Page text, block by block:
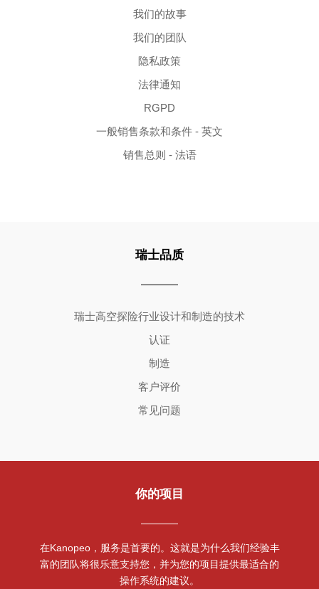
我们的故事
我们的团队
隐私政策
法律通知
RGPD
一般销售条款和条件 - 英文
销售总则 - 法语
瑞士品质
瑞士高空探险行业设计和制造的技术
认证
制造
客户评价
常见问题
你的项目
在Kanopeo，服务是首要的。这就是为什么我们经验丰
富的团队将很乐意支持您，并为您的项目提供最适合的
操作系统的建议。